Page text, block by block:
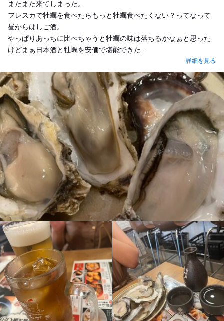
またまた来てしまった。
フレスカで牡蠣を食べたらもっと牡蠣食べたくない？ってなって
昼からはしご酒。
やっぱりあっちに比べちゃうと牡蠣の味は落ちるかなぁと思った
けどまぁ日本酒と牡蠣を安価で堪能できた...
詳細を見る